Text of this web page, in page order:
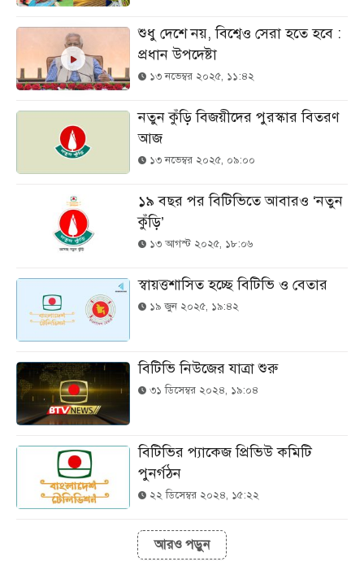
শুধু দেশে নয়, বিশ্বেও সেরা হতে হবে :
প্রধান উপদেষ্টা
১৩ নভেম্বর ২০২৫, ১১:৪২
নতুন কুঁড়ি বিজয়ীদের পুরস্কার বিতরণ
আজ
১৩ নভেম্বর ২০২৫, ০৯:০০
১৯ বছর পর বিটিভিতে আবারও ‘নতুন
কুঁড়ি’
১৩ আগস্ট ২০২৫, ১৮:০৬
স্বায়ত্তশাসিত হচ্ছে বিটিভি ও বেতার
১৯ জুন ২০২৫, ১৯:৪২
বিটিভি নিউজের যাত্রা শুরু
৩১ ডিসেম্বর ২০২৪, ১৯:০৪
বিটিভির প্যাকেজ প্রিভিউ কমিটি
পুনর্গঠন
২২ ডিসেম্বর ২০২৪, ১৫:২২
আরও পড়ুন